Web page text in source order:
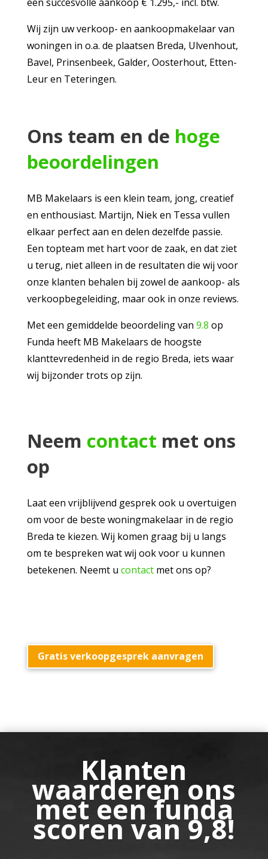
Wij zijn uw verkoop- en aankoopmakelaar van
woningen in o.a. de plaatsen Breda, Ulvenhout,
Bavel, Prinsenbeek, Galder, Oosterhout, Etten-
Leur en Teteringen.
Ons team en de hoge
beoordelingen
MB Makelaars is een klein team, jong, creatief
en enthousiast. Martijn, Niek en Tessa vullen
elkaar perfect aan en delen dezelfde passie.
Een topteam met hart voor de zaak, en dat ziet
u terug, niet alleen in de resultaten die wij voor
onze klanten behalen bij zowel de aankoop- als
verkoopbegeleiding, maar ook in onze reviews.
Met een gemiddelde beoordeling van 9.8 op
Funda heeft MB Makelaars de hoogste
klanttevredenheid in de regio Breda, iets waar
wij bijzonder trots op zijn.
Neem contact met ons
op
Laat een vrijblijvend gesprek ook u overtuigen
om voor de beste woningmakelaar in de regio
Breda te kiezen. Wij komen graag bij u langs
om te bespreken wat wij ook voor u kunnen
betekenen. Neemt u contactmet ons op?
Gratis verkoopgesprek aanvragen
Klanten
waarderen ons
met een funda
scoren van 9,8!